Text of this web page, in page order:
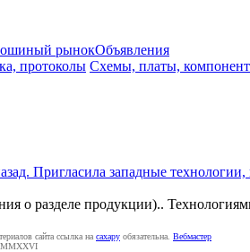
рынокОбъявления
протоколы Схемы, платы,
Пригласила западные
о разделе продукции)..
сайта ссылка на caxapу обязательна. Вебмастер